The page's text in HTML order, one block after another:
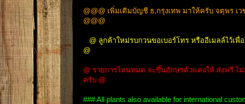
@@@ เพิ่มเติมบัญชี ธ.กรุงเทพ มาให้ครับ จตุพร เ
@@@
@ ลูกค้าใหม่รบกวนขอเบอร์โทร หรืออีเมลล์ไว้
@
@ รายการไหนหมด จะขึ้นอักษรตัวแดงให้ ส่งฟรี
ครับ @
### All plants also available for international